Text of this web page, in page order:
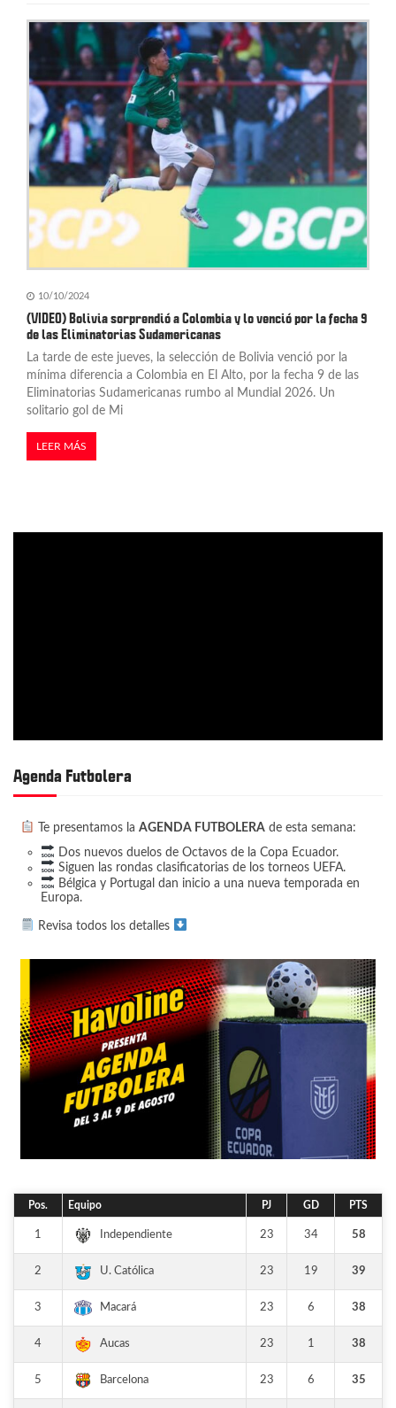
10/10/2024
(VIDEO) Bolivia sorprendió a Colombia y lo venció por la fecha 9
de las Eliminatorias Sudamericanas
La tarde de este jueves, la selección de Bolivia venció por la
mínima diferencia a Colombia en El Alto, por la fecha 9 de las
Eliminatorias Sudamericanas rumbo al Mundial 2026. Un
solitario gol de Mi
LEER MÁS
Agenda Futbolera
Te presentamos la AGENDA FUTBOLERAde esta semana:
Dos nuevos duelos de Octavos de la Copa Ecuador.
Siguen las rondas clasificatorias de los torneos UEFA.
Bélgica y Portugal dan inicio a una nueva temporada en
Europa.
Revisa todos los detalles
Pos. Equipo PJ GD PTS
1 Independiente 23 34 58
2 U. Católica 23 19 39
3 Macará 23 6 38
4 Aucas 23 1 38
5 Barcelona 23 6 35